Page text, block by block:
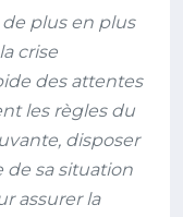
plus en plus
crise
des attentes
les règles du
disposer
de sa situation
assurer la